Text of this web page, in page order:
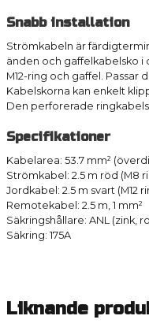
Snabb installation
Strömkabeln är
änden och gaffelkabelsko i
M12-ring och gaffel.
Kabelskorna kan enkelt
Den perforerade
Specifikationer
Kabelarea: 53.7 mm²
Strömkabel: 2.5 m röd (M8
Jordkabel: 2.5 m svart (M12
Remotekabel: 2.5 m, 1 mm²
Säkringshållare: ANL (zink,
Säkring: 175A
Liknande